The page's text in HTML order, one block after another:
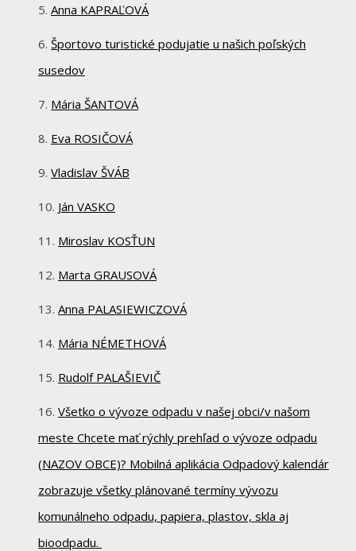
Anna KAPRAĽOVÁ
Športovo turistické podujatie u našich poľských
susedov
Mária ŠANTOVÁ
Eva ROSIČOVÁ
Vladislav ŠVÁB
Ján VASKO
Miroslav KOSŤUN
Marta GRAUSOVÁ
Anna PALASIEWICZOVÁ
Mária NÉMETHOVÁ
Rudolf PALAŠIEVIČ
Všetko o vývoze odpadu v našej obci/v našom
meste Chcete mať rýchly prehľad o vývoze odpadu
(NAZOV OBCE)? Mobilná aplikácia Odpadový kalendár
zobrazuje všetky plánované termíny vývozu
komunálneho odpadu, papiera, plastov, skla aj
bioodpadu.